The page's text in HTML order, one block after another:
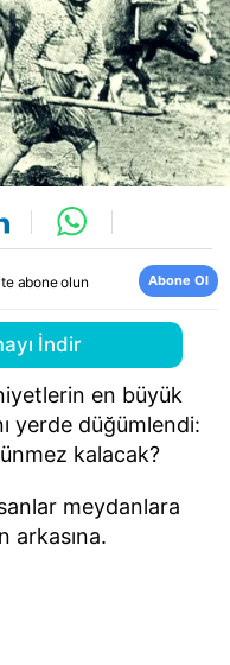
abone olun Abone Ol
İndir
en büyük
yerde düğümlendi:
kalacak?
meydanlara
arkasına.